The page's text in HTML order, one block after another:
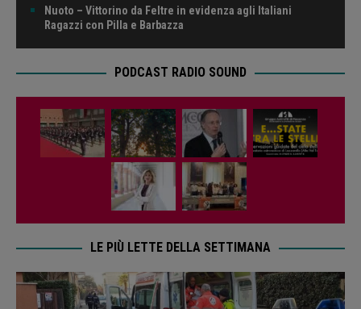
Nuoto – Vittorino da Feltre in evidenza agli Italiani
Ragazzi con Pilla e Barbazza
PODCAST RADIO SOUND
LE PIÙ LETTE DELLA SETTIMANA